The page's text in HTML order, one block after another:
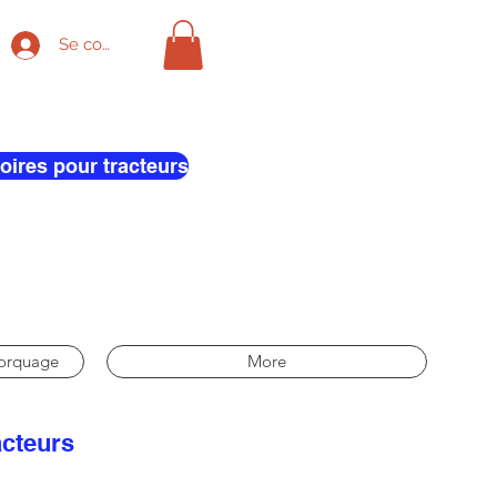
Se connecter
pour tracteurs
More